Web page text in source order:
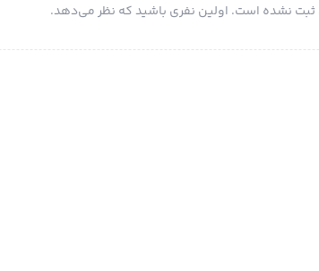
نشده است. اولین نفری باشید که نظر می‌دهد.